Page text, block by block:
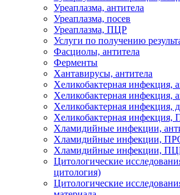
Уреаплазма, антитела
Уреаплазма, посев
Уреаплазма, ПЦР
Услуги по получению
Фасциолы, антитела
Ферменты
Хантавирусы, антитела
Хеликобактерная инфекция,
Хеликобактерная инфекция,
Хеликобактерная инфекция,
Хеликобактерная инфекция,
Хламидийные инфекции,
Хламидийные инфекции,
Хламидийные инфекции,
Цитологические
цитология)
Цитологические